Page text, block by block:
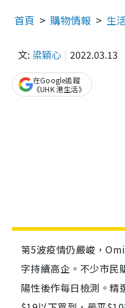
首頁 購物情報 生
文: 梁穎心 2022.03.13
在Google追蹤
《UHK 港生活》
第5波疫情仍嚴峻，
字持續高企。不少市民
陽性後作每日檢測。精